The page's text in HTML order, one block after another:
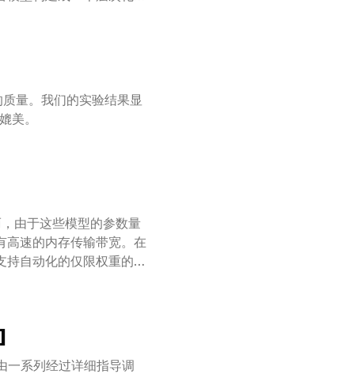
部分：一个能够提出多
选出最终的答案。我们
数据集中的一些难
量。我们的实验结果显
美。
由于这些模型的参数量
高速的内存传输带宽。在
持自动化的仅限权重的
了在 CPU 上进行大语
一系列经过详细指导调